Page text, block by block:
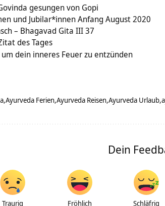
gesungen von Gopi
und Jubilar*innen Anfang August 2020
– Bhagavad Gita III 37
des Tages
dein inneres Feuer zu entzünden
Ayurveda Ferien Ayurveda Reisen Ayurveda Urlaub
Dein
Traurig Fröhlich Schläfrig